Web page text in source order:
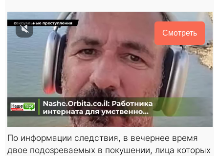
Смотреть
По информации следствия, в вечернее время
двое подозреваемых в покушении, лица которых